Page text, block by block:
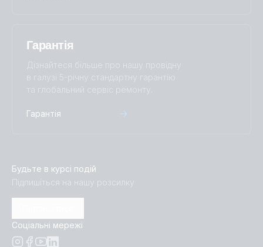
Гарантія
Дізнайтеся більше про нашу провідну
в галузі 5-річну стандартну гарантію
та глобальний сервіс ремонту.
Гарантія
Будьте в курсі подій
Підпишіться на нашу розсилку
Соціальні мережі